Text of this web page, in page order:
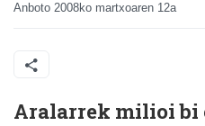
Anboto 2008ko martxoaren 12a
Aralarrek milioi bi